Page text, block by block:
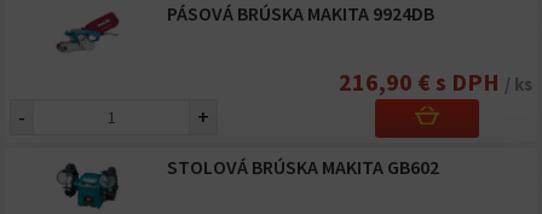
PÁSOVÁ BRÚSKA MAKITA 9924DB
216,90 € s DPH / ks
- +
STOLOVÁ BRÚSKA MAKITA GB602